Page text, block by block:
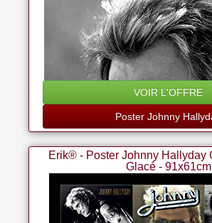
VOIR L'OFFRE
Poster Johnny
Erik® - Poster Johnny Hallyday
Glacé - 91x61cm